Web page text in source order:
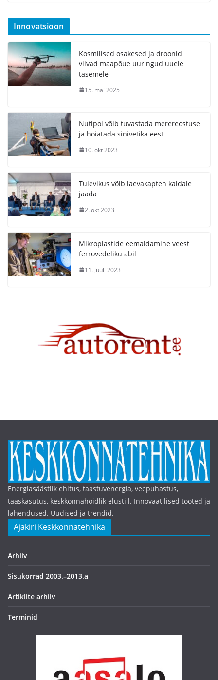
Innovatsioon
Kosmilised osakesed ja droonid
viivad maapõue uuringud uuele
tasemele
15. mai 2025
Nutipoi võib tuvastada merereostuse
ja hoiatada sinivetika eest
10. okt 2023
Tulevikus võib laevakapten kaldale
jääda
2. okt 2023
Mikroplastide eemaldamine veest
ferrovedeliku abil
11. juuli 2023
Energiasäästlik ehitus, taastuvenergia, veepuhastus,
taaskasutus, keskkonnahoidlik elustiil. Innovaatilised tooted ja
lahendused. Uudised ja trendid.
Ajakiri Keskkonnatehnika
Arhiiv
Sisukorrad 2003.–2013.a
Artiklite arhiiv
Terminid